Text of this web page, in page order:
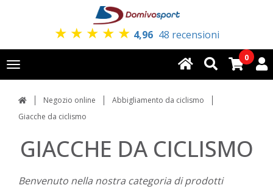
★ ★ ★ ★ ★ 4,96 48 recensioni
Toggle
navigation
0
Negozio online
Abbigliamento da ciclismo
Giacche da ciclismo
GIACCHE DA CICLISMO
Benvenuto nella nostra categoria di prodotti